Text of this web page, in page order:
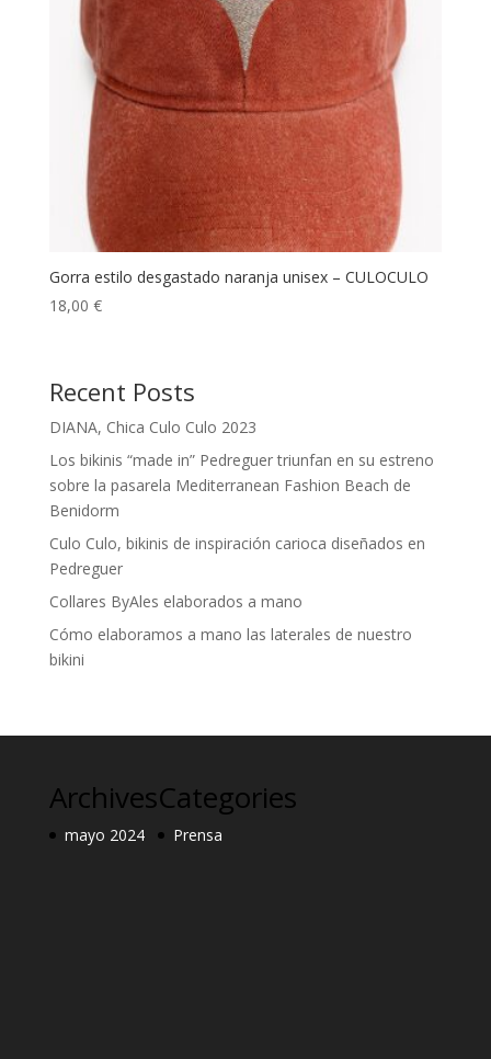
Gorra estilo desgastado naranja unisex – CULOCULO
18,00 €
Recent Posts
DIANA, Chica Culo Culo 2023
Los bikinis “made in” Pedreguer triunfan en su estreno
sobre la pasarela Mediterranean Fashion Beach de
Benidorm
Culo Culo, bikinis de inspiración carioca diseñados en
Pedreguer
Collares ByAles elaborados a mano
Cómo elaboramos a mano las laterales de nuestro
bikini
Archives
mayo 2024
Categories
Prensa